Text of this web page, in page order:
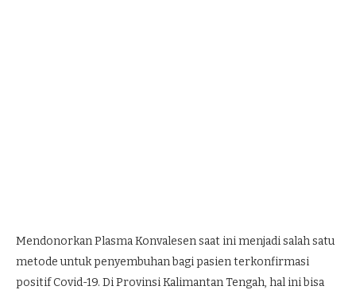
Mendonorkan Plasma Konvalesen saat ini menjadi salah satu
metode untuk penyembuhan bagi pasien terkonfirmasi
positif Covid-19. Di Provinsi Kalimantan Tengah, hal ini bisa